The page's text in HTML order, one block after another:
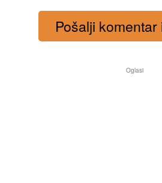
Pošalji komentar
Oglasi